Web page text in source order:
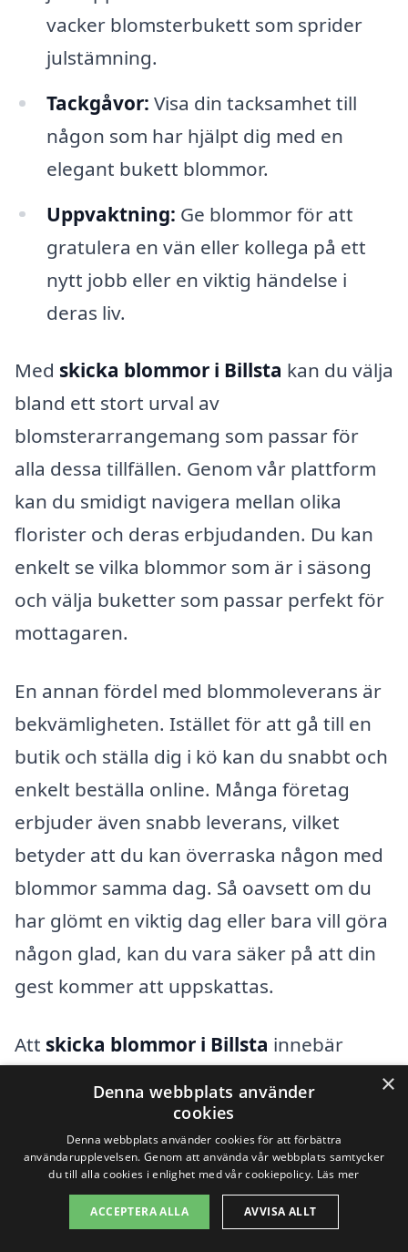
vacker blomsterbukett som sprider
julstämning.
Tackgåvor: Visa din tacksamhet till
någon som har hjälpt dig med en
elegant bukett blommor.
Uppvaktning: Ge blommor för att
gratulera en vän eller kollega på ett
nytt jobb eller en viktig händelse i
deras liv.
Med skicka blommor i Billsta kan du välja
bland ett stort urval av
blomsterarrangemang som passar för
alla dessa tillfällen. Genom vår plattform
kan du smidigt navigera mellan olika
florister och deras erbjudanden. Du kan
enkelt se vilka blommor som är i säsong
och välja buketter som passar perfekt för
mottagaren.
En annan fördel med blommoleverans är
bekvämligheten. Istället för att gå till en
butik och ställa dig i kö kan du snabbt och
enkelt beställa online. Många företag
erbjuder även snabb leverans, vilket
betyder att du kan överraska någon med
blommor samma dag. Så oavsett om du
har glömt en viktig dag eller bara vill göra
någon glad, kan du vara säker på att din
gest kommer att uppskattas.
Att skicka blommor i Billsta innebär
Genom att välja en lokal florist får du inte
bara kvalitet och fräschör, utan du bidrar
också till den lokala ekonomin. Många
florister erbjuder även anpassade
×
Denna webbplats använder
cookies
Denna webbplats använder cookies för att förbättra
användarupplevelsen. Genom att använda vår webbplats samtycker
du till alla cookies i enlighet med vår cookiepolicy. Läs mer
ACCEPTERA ALLA AVVISA ALLT